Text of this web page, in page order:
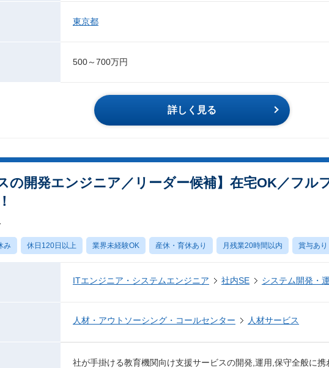
東京都
500～700万円
詳しく見る
の開発エンジニア／リーダー候補】在宅OK／フル
み 休日120日以上 業界未経験OK 産休・育休あり 月残業20時間以内 賞与あり
ITエンジニア・システムエンジニア 社内SE システム開発・
人材・アウトソーシング・コールセンター 人材サービス
社が手掛ける教育機関向け支援サービスの開発,運用,保守全般に携